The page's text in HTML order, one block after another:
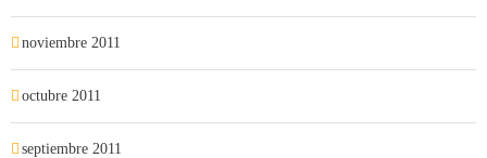
noviembre 2011
octubre 2011
septiembre 2011